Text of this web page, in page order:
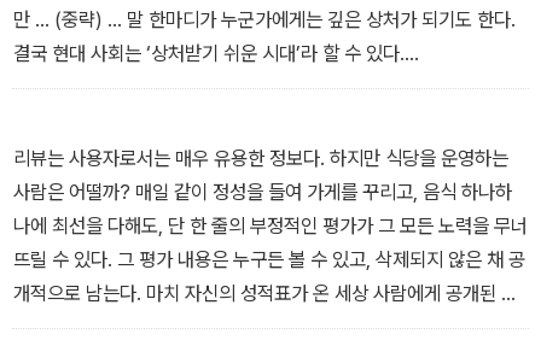
만 … (중략) … 말 한마디가 누군가에게는 깊은 상처가 되기도 한다.
결국 현대 사회는 ‘상처받기 쉬운 시대’라 할 수 있다.
― 1장, ‘우리는 왜 이토록 예민해졌을까?’ 중에서
리뷰는 사용자로서는 매우 유용한 정보다. 하지만 식당을 운영하는
사람은 어떨까? 매일 같이 정성을 들여 가게를 꾸리고, 음식 하나하
나에 최선을 다해도, 단 한 줄의 부정적인 평가가 그 모든 노력을 무너
뜨릴 수 있다. 그 평가 내용은 누구든 볼 수 있고, 삭제되지 않은 채 공
개적으로 남는다. 마치 자신의 성적표가 온 세상 사람에게 공개된 것
과 같은 일이다.